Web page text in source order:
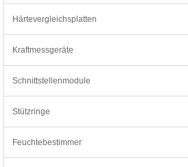
Härtevergleichsplatten
Kraftmessgeräte
Schnittstellenmodule
Stützringe
Feuchtebestimmer